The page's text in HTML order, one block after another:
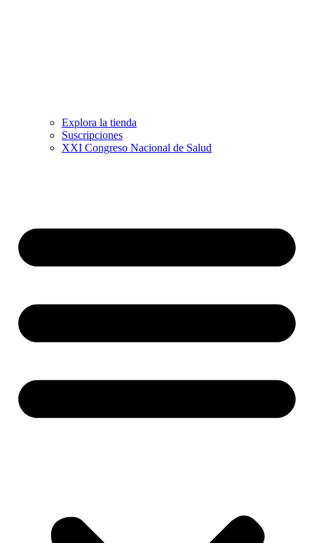
Explora la tienda
Suscripciones
XXI Congreso Nacional de Salud